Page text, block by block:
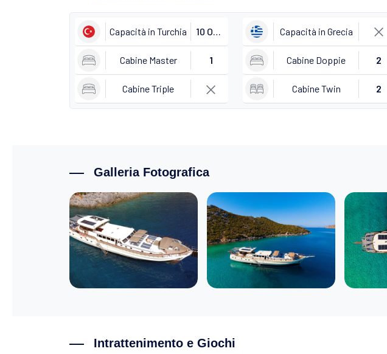
Capacità in Turchia 10 Ospiti Capacità in Grecia
Cabine Master 1 Cabine Doppie 2
Cabine Triple Cabine Twin 2
Galleria Fotografica
Intrattenimento e Giochi